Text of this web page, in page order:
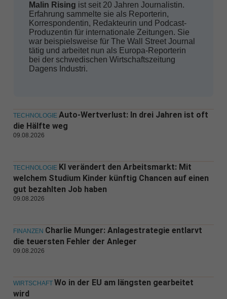
Malin Rising ist seit 20 Jahren Journalistin.
Erfahrung sammelte sie als Reporterin,
Korrespondentin, Redakteurin und Podcast-
Produzentin für internationale Zeitungen. Sie
war beispielsweise für The Wall Street Journal
tätig und arbeitet nun als Europa-Reporterin
bei der schwedischen Wirtschaftszeitung
Dagens Industri.
TECHNOLOGIE Auto-Wertverlust: In drei Jahren ist oft
die Hälfte weg
09.08.2026
TECHNOLOGIE KI verändert den Arbeitsmarkt: Mit
welchem Studium Kinder künftig Chancen auf einen
gut bezahlten Job haben
09.08.2026
FINANZEN Charlie Munger: Anlagestrategie entlarvt
die teuersten Fehler der Anleger
09.08.2026
WIRTSCHAFT Wo in der EU am längsten gearbeitet
wird